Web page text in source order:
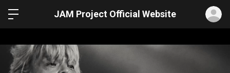
JAM Project Official Website